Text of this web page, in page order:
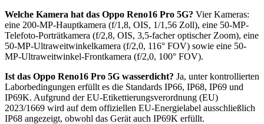
Welche Kamera hat das Oppo Reno16 Pro 5G? Vier Kameras:
eine 200-MP-Hauptkamera (f/1,8, OIS, 1/1,56 Zoll), eine 50-MP-
Telefoto-Porträtkamera (f/2,8, OIS, 3,5-facher optischer Zoom), eine
50-MP-Ultraweitwinkelkamera (f/2,0, 116° FOV) sowie eine 50-
MP-Ultraweitwinkel-Frontkamera (f/2,0, 100° FOV).
Ist das Oppo Reno16 Pro 5G wasserdicht? Ja, unter kontrollierten
Laborbedingungen erfüllt es die Standards IP66, IP68, IP69 und
IP69K. Aufgrund der EU-Etikettierungsverordnung (EU)
2023/1669 wird auf dem offiziellen EU-Energielabel ausschließlich
IP68 angezeigt, obwohl das Gerät auch IP69K erfüllt.